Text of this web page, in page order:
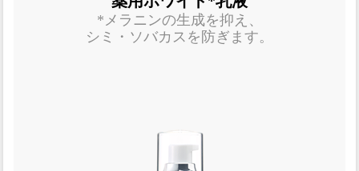
*メラニンの生成を抑え、
シミ・ソバカスを防ぎます。